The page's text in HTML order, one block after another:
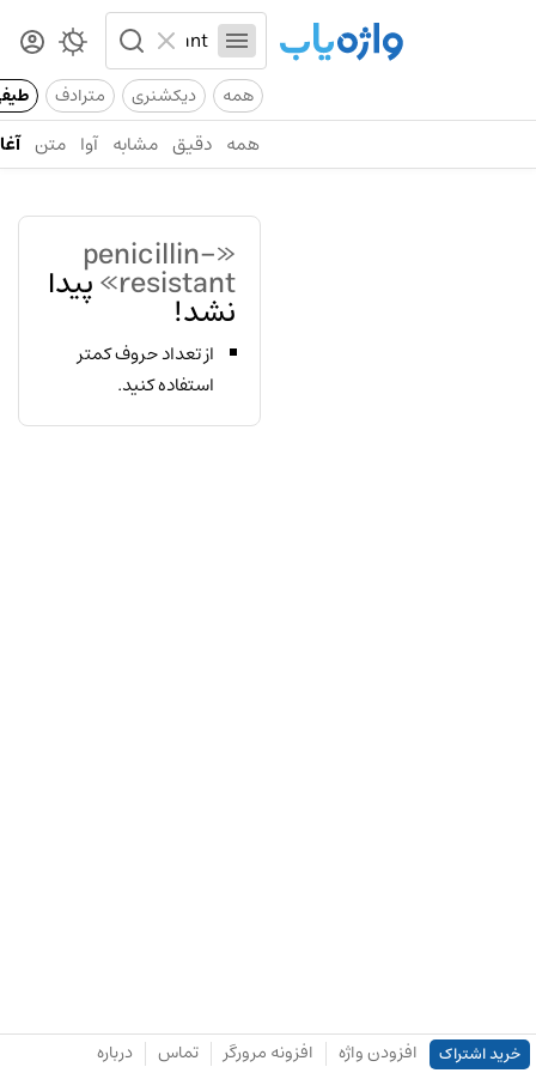
همه دیکشنری مترادف
همه دقیق مشابه آوا متن
«penicillin-
resistant» پیدا
نشد!
از تعداد حروف کمتر
استفاده کنید.
خرید اشتراک افزودن واژه افزونه مرورگر تماس درباره